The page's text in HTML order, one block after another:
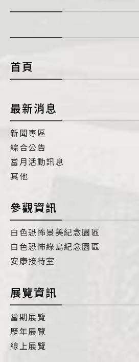
首頁
最新消息
新聞專區
綜合公告
當月活動訊息
其他
參觀資訊
白色恐怖景美紀念園區
白色恐怖綠島紀念園區
安康接待室
展覽資訊
當期展覽
歷年展覽
線上展覽